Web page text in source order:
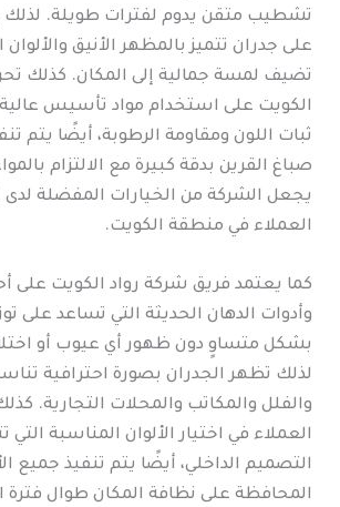
تشطيب متقن يدوم لفترات طويلة.
على جدران تتميز بالمظهر الأنيق
تضيف لمسة جمالية إلى المكان. كذلك
الكويت على استخدام مواد تأسيس عالية
ثبات اللون ومقاومة الرطوبة، أيضًا يتم
صباغ القرين بدقة كبيرة مع الالتزام
يجعل الشركة من الخيارات المفضلة لدى
العملاء في منطقة الكويت.
كما يعتمد فريق شركة رواد الكويت على
وأدوات الدهان الحديثة التي تساعد على
بشكل متساوٍ دون ظهور أي عيوب أو
لذلك تظهر الجدران بصورة احترافية
والفلل والمكاتب والمحلات التجارية.
العملاء في اختيار الألوان المناسبة
التصميم الداخلي، أيضًا يتم تنفيذ جميع
المحافظة على نظافة المكان طوال فترة